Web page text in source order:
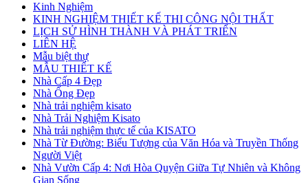
Kinh Nghiệm
KINH NGHIỆM THIẾT KẾ THI CÔNG NỘI THẤT
LỊCH SỬ HÌNH THÀNH VÀ PHÁT TRIỂN
LIÊN HỆ
Mẫu biệt thự
MẪU THIẾT KẾ
Nhà Cấp 4 Đẹp
Nhà Ống Đẹp
Nhà trải nghiệm kisato
Nhà Trải Nghiệm Kisato
Nhà trải nghiệm thực tế của KISATO
Nhà Từ Đường: Biểu Tượng của Văn Hóa và Truyền Thống
Người Việt
Nhà Vườn Cấp 4: Nơi Hòa Quyện Giữa Tự Nhiên và Không
Gian Sống